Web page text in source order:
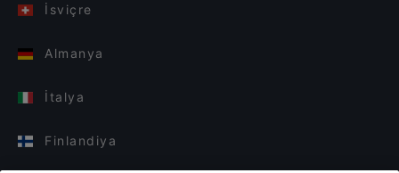
İsviçre
Almanya
İtalya
Finlandiya